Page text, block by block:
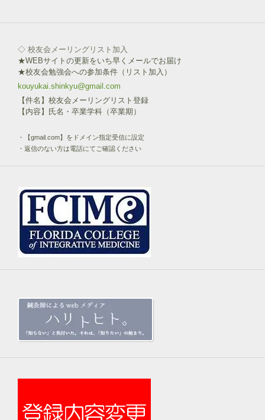
◇ 校友会メーリングリスト加入
★WEBサイトの更新をいち早くメールでお届け
★校友会勉強会への参加条件（リスト加入）
kouyukai.shinkyu@gmail.com
【件名】校友会メーリングリスト登録
【内容】氏名・卒業学科（卒業期）
・【gmail.com】をドメイン指定受信に設定
・返信のない方は電話にてご確認ください